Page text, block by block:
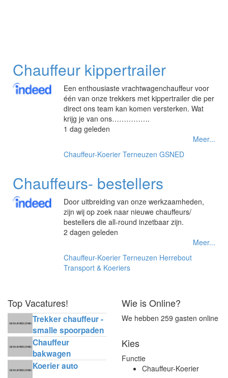
Chauffeur kippertrailer
Een enthousiaste vrachtwagenchauffeur voor
één van onze trekkers met kippertrailer die per
direct ons team kan komen versterken. Wat
krijg je van ons…………….
1 dag geleden
Meer...
Chauffeur-Koerier Terneuzen GSNED
Chauffeurs- bestellers
Door uitbreiding van onze werkzaamheden,
zijn wij op zoek naar nieuwe chauffeurs/
bestellers die all-round inzetbaar zijn.
2 dagen geleden
Meer...
Chauffeur-Koerier Terneuzen Herrebout
Transport & Koeriers
Top Vacatures!
Trekker chauffeur -
smalle spoorpaden
Chauffeur
bakwagen
horecadistributie
Koerier auto
Wie is Online?
We hebben 259 gasten online
Kies
Functie
Chauffeur-Koerier